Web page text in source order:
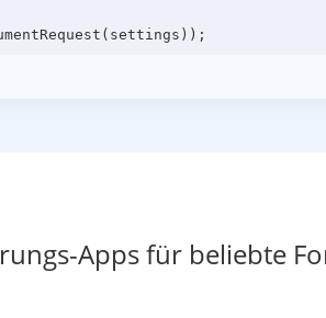
Apps für beliebte